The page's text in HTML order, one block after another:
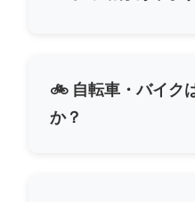
🚲 自転車・バイク
か？